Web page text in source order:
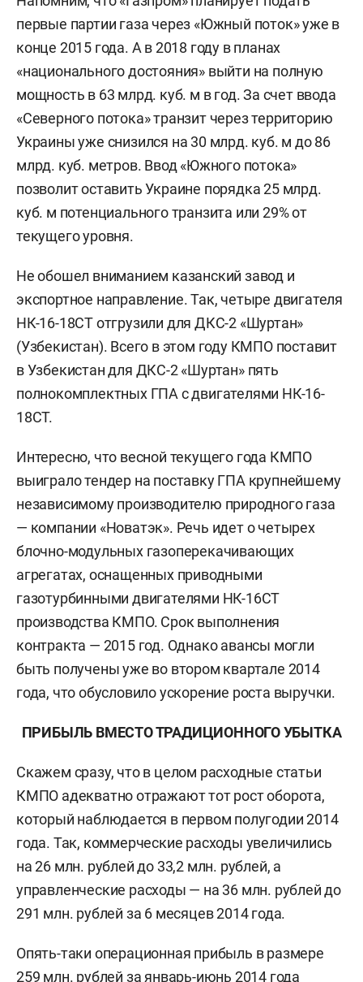
первые партии газа через «Южный поток» уже в
конце 2015 года. А в 2018 году в планах
«национального достояния» выйти на полную
мощность в 63 млрд. куб. м в год. За счет ввода
«Северного потока» транзит через территорию
Украины уже снизился на 30 млрд. куб. м до 86
млрд. куб. метров. Ввод «Южного потока»
позволит оставить Украине порядка 25 млрд.
куб. м потенциального транзита или 29% от
текущего уровня.
Не обошел вниманием казанский завод и
экспортное направление. Так, четыре двигателя
НК-16-18СТ отгрузили для ДКС-2 «Шуртан»
(Узбекистан). Всего в этом году КМПО поставит
в Узбекистан для ДКС-2 «Шуртан» пять
полнокомплектных ГПА с двигателями НК-16-
18СТ.
Интересно, что весной текущего года КМПО
выиграло тендер на поставку ГПА крупнейшему
независимому производителю природного газа
— компании «Новатэк». Речь идет о четырех
блочно-модульных газоперекачивающих
агрегатах, оснащенных приводными
газотурбинными двигателями НК-16СТ
производства КМПО. Срок выполнения
контракта — 2015 год. Однако авансы могли
быть получены уже во втором квартале 2014
года, что обусловило ускорение роста выручки.
ПРИБЫЛЬ ВМЕСТО ТРАДИЦИОННОГО УБЫТКА
Скажем сразу, что в целом расходные статьи
КМПО адекватно отражают тот рост оборота,
который наблюдается в первом полугодии 2014
года. Так, коммерческие расходы увеличились
на 26 млн. рублей до 33,2 млн. рублей, а
управленческие расходы — на 36 млн. рублей до
291 млн. рублей за 6 месяцев 2014 года.
Опять-таки операционная прибыль в размере
259 млн. рублей за январь-июнь 2014 года